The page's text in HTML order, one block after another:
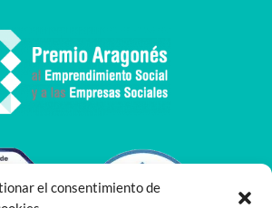
el consentimiento de